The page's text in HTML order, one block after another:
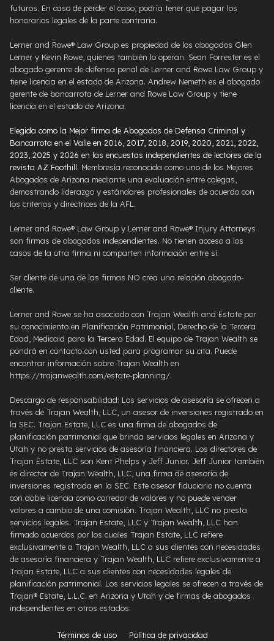
futuros. En caso de perder el caso, podría tener que pagar los
honorarios legales de la parte contraria.
Lerner and Rowe® Law Group es propiedad de los abogados Glen
Lerner y Kevin Rowe, quienes también lo operan. Sean Forrester es el
abogado gerente de defensa penal de Lerner and Rowe Law Group y
tiene licencia en el estado de Arizona. Andrew Nemeth es el abogado
gerente de bancarrota de Lerner and Rowe Law Group y tiene
licencia en el estado de Arizona.
Elegida como la Mejor firma de Abogados de Defensa Criminal y
Bancarrota en el Valle en 2016, 2017, 2018, 2019, 2020, 2021, 2022,
2023, 2025 y 2026 en las encuestas independientes de lectores de la
revista AZ Foothill. Membresía reconocida como uno de los Mejores
Abogados de Arizona mediante una evaluación entre colegas,
demostrando liderazgo y estándares profesionales de acuerdo con
los criterios y directrices de la AFL.
Lerner and Rowe® Law Group y Lerner and Rowe® Injury Attorneys
son firmas de abogados independientes. No tienen acceso a los
casos de la otra firma ni comparten información entre sí.
Ser cliente de una de las firmas NO crea una relación abogado-
cliente.
Lerner and Rowe se ha asociado con Trajan Wealth and Estate por
su conocimiento en Planificación Patrimonial, Derecho de la Tercera
Edad, Medicaid para la Tercera Edad. El equipo de Trajan Wealth se
pondrá en contacto con usted para programar su cita. Puede
encontrar información sobre Trajan Wealth en
https://trajanwealth.com/estate-planning/.
Descargo de responsabilidad: Los servicios de asesoría se ofrecen a
través de Trajan Wealth, LLC, un asesor de inversiones registrado en
la SEC. Trajan Estate, LLC es una firma de abogados de
planificación patrimonial que brinda servicios legales en Arizona y
Utah y no presta servicios de asesoría financiera. Los directores de
Trajan Estate, LLC son Kent Phelps y Jeff Junior. Jeff Junior también
es director de Trajan Wealth, LLC, una firma de asesoría de
inversiones registrada en la SEC. Este asesor fiduciario no cuenta
con doble licencia como corredor de valores y no puede vender
valores a cambio de una comisión. Trajan Wealth, LLC no presta
servicios legales. Trajan Estate, LLC y Trajan Wealth, LLC han
firmado acuerdos por los cuales Trajan Estate, LLC refiere
exclusivamente a Trajan Wealth, LLC a sus clientes con necesidades
de asesoría financiera y Trajan Wealth, LLC refiere exclusivamente a
Trajan Estate, LLC a sus clientes con necesidades legales de
planificación patrimonial. Los servicios legales se ofrecen a través de
Trajan® Estate, L.L.C. en Arizona y Utah y de firmas de abogados
independientes en otros estados.
Términos de uso Política de privacidad